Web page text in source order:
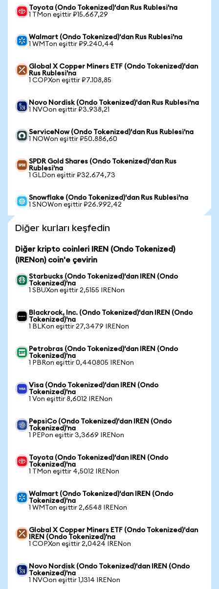
Toyota (Ondo Tokenized)'dan Rus Rublesi'na
1 TMon eşittir ₽15.667,29
Walmart (Ondo Tokenized)'dan Rus Rublesi'na
1 WMTon eşittir ₽9.240,44
Global X Copper Miners ETF (Ondo Tokenized)'dan
Rus Rublesi'na
1 COPXon eşittir ₽7.108,85
Novo Nordisk (Ondo Tokenized)'dan Rus Rublesi'na
1 NVOon eşittir ₽3.938,21
ServiceNow (Ondo Tokenized)'dan Rus Rublesi'na
1 NOWon eşittir ₽50.886,60
SPDR Gold Shares (Ondo Tokenized)'dan Rus
Rublesi'na
1 GLDon eşittir ₽32.674,73
Snowflake (Ondo Tokenized)'dan Rus Rublesi'na
1 SNOWon eşittir ₽26.992,42
Diğer kurları keşfedin
Diğer kripto coinleri IREN (Ondo Tokenized)
(IRENon) coin'e çevirin
Starbucks (Ondo Tokenized)'dan IREN (Ondo
Tokenized)'na
1 SBUXon eşittir 2,5155 IRENon
Blackrock, Inc. (Ondo Tokenized)'dan IREN (Ondo
Tokenized)'na
1 BLKon eşittir 27,3479 IRENon
Petrobras (Ondo Tokenized)'dan IREN (Ondo
Tokenized)'na
1 PBRon eşittir 0,440805 IRENon
Visa (Ondo Tokenized)'dan IREN (Ondo
Tokenized)'na
1 Von eşittir 8,6012 IRENon
PepsiCo (Ondo Tokenized)'dan IREN (Ondo
Tokenized)'na
1 PEPon eşittir 3,3669 IRENon
Toyota (Ondo Tokenized)'dan IREN (Ondo
Tokenized)'na
1 TMon eşittir 4,5012 IRENon
Walmart (Ondo Tokenized)'dan IREN (Ondo
Tokenized)'na
1 WMTon eşittir 2,6548 IRENon
Global X Copper Miners ETF (Ondo Tokenized)'dan
IREN (Ondo Tokenized)'na
1 COPXon eşittir 2,0424 IRENon
Novo Nordisk (Ondo Tokenized)'dan IREN (Ondo
Tokenized)'na
1 NVOon eşittir 1,1314 IRENon